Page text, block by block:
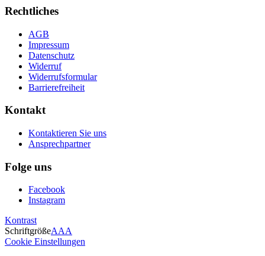
Rechtliches
AGB
Impressum
Datenschutz
Widerruf
Widerrufsformular
Barrierefreiheit
Kontakt
Kontaktieren Sie uns
Ansprechpartner
Folge uns
Facebook
Instagram
Kontrast
SchriftgrößeAAA
Cookie Einstellungen